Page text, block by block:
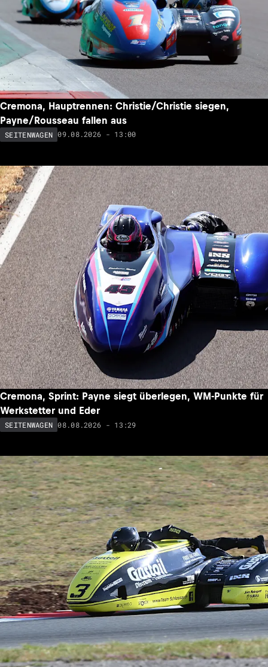
Cremona, Hauptrennen: Christie/Christie siegen,
Payne/Rousseau fallen aus
SEITENWAGEN 09.08.2026 - 13:00
Cremona, Sprint: Payne siegt überlegen, WM-Punkte für
Werkstetter und Eder
SEITENWAGEN 08.08.2026 - 13:29